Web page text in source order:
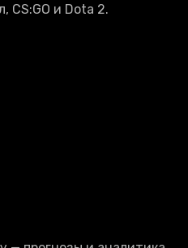
CS:GO и Dota 2.